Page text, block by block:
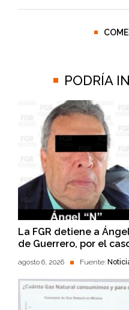
PODRÍA
La FGR detiene a
de Guerrero, por el
agosto 6, 2026 Fuente: